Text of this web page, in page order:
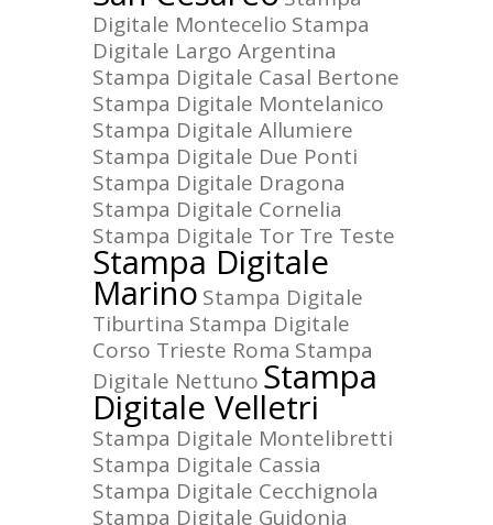
Digitale Montecelio Stampa
Digitale Largo Argentina
Stampa Digitale Casal Bertone
Stampa Digitale Montelanico
Stampa Digitale Allumiere
Stampa Digitale Due Ponti
Stampa Digitale Dragona
Stampa Digitale Cornelia
Stampa Digitale Tor Tre Teste
Stampa Digitale
Marino Stampa Digitale
Tiburtina Stampa Digitale
Corso Trieste Roma Stampa
Digitale Nettuno Stampa
Digitale Velletri
Stampa Digitale Montelibretti
Stampa Digitale Cassia
Stampa Digitale Cecchignola
Stampa Digitale Guidonia